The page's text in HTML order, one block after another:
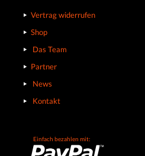
Vertrag widerrufen
Shop
Das Team
Partner
News
Kontakt
Einfach bezahlen mit: